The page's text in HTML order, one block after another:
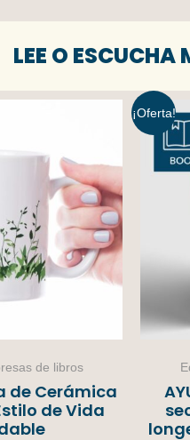
LEE O ESCUCHA
de libros
de Cerámica
de Vida
¡Oferta!